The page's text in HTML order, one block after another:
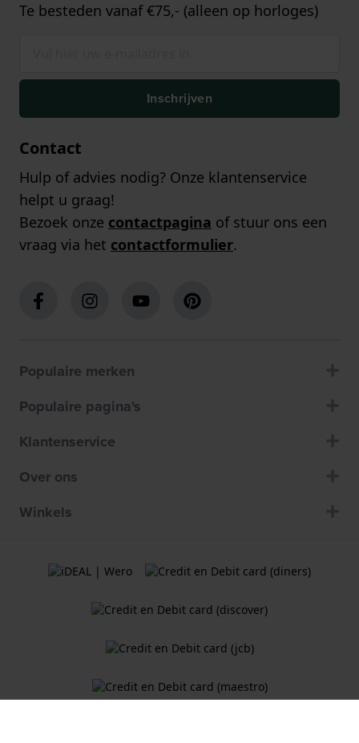
Te besteden vanaf €75,- (alleen op horloges)
Inschrijven
Contact
Hulp of advies nodig? Onze klantenservice
helpt u graag!
Bezoek onze contactpagina of stuur ons een
vraag via het contactformulier.
Populaire merken
Populaire pagina's
Klantenservice
Over ons
Winkels